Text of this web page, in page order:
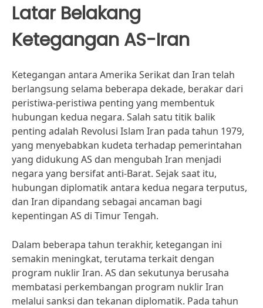
Latar Belakang
Ketegangan AS-Iran
Ketegangan antara Amerika Serikat dan Iran telah
berlangsung selama beberapa dekade, berakar dari
peristiwa-peristiwa penting yang membentuk
hubungan kedua negara. Salah satu titik balik
penting adalah Revolusi Islam Iran pada tahun 1979,
yang menyebabkan kudeta terhadap pemerintahan
yang didukung AS dan mengubah Iran menjadi
negara yang bersifat anti-Barat. Sejak saat itu,
hubungan diplomatik antara kedua negara terputus,
dan Iran dipandang sebagai ancaman bagi
kepentingan AS di Timur Tengah.
Dalam beberapa tahun terakhir, ketegangan ini
semakin meningkat, terutama terkait dengan
program nuklir Iran. AS dan sekutunya berusaha
membatasi perkembangan program nuklir Iran
melalui sanksi dan tekanan diplomatik. Pada tahun